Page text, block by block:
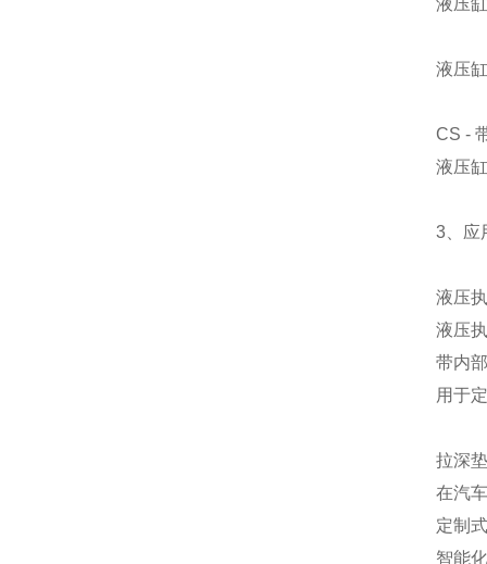
液压
液压
CS -
液压
3、应
液压
液压
带内
用于
拉深
在汽
定制
智能